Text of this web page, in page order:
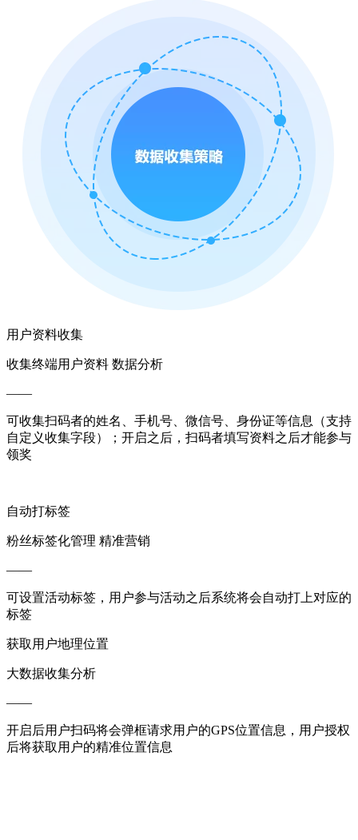
用户资料收集
收集终端用户资料 数据分析
——
可收集扫码者的姓名、手机号、微信号、身份证等信息（支持
自定义收集字段）；开启之后，扫码者填写资料之后才能参与
领奖
自动打标签
粉丝标签化管理 精准营销
——
可设置活动标签，用户参与活动之后系统将会自动打上对应的
标签
获取用户地理位置
大数据收集分析
——
开启后用户扫码将会弹框请求用户的GPS位置信息，用户授权
后将获取用户的精准位置信息